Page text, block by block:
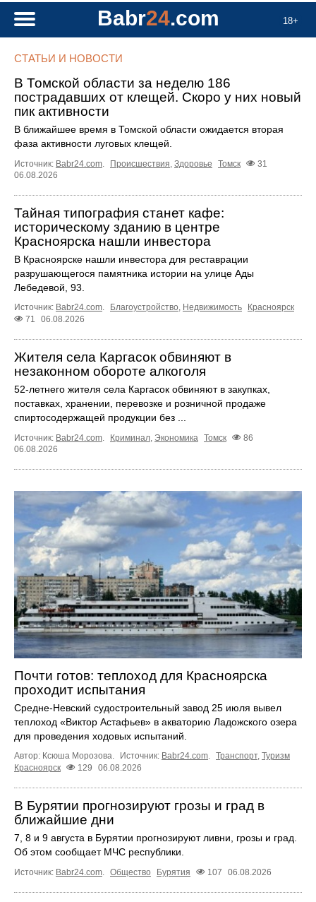
18+
Babr24.com
СТАТЬИ И НОВОСТИ
В Томской области за неделю 186
пострадавших от клещей. Скоро у них новый
пик активности
В ближайшее время в Томской области ожидается вторая
фаза активности луговых клещей.
Источник: Babr24.com. Происшествия, Здоровье Томск
31
06.08.2026
Тайная типография станет кафе:
историческому зданию в центре
Красноярска нашли инвестора
В Красноярске нашли инвестора для реставрации
разрушающегося памятника истории на улице Ады
Лебедевой, 93.
Источник: Babr24.com. Благоустройство, Недвижимость
Красноярск
71
06.08.2026
Жителя села Каргасок обвиняют в
незаконном обороте алкоголя
52-летнего жителя села Каргасок обвиняют в закупках,
поставках, хранении, перевозке и розничной продаже
спиртосодержащей продукции без ...
Источник: Babr24.com. Криминал, Экономика Томск
86
06.08.2026
Почти готов: теплоход для Красноярска
проходит испытания
Средне-Невский судостроительный завод 25 июля вывел
теплоход «Виктор Астафьев» в акваторию Ладожского озера
для проведения ходовых испытаний.
Автор: Ксюша Морозова. Источник: Babr24.com. Транспорт, Туризм
Красноярск
129 06.08.2026
В Бурятии прогнозируют грозы и град в
ближайшие дни
7, 8 и 9 августа в Бурятии прогнозируют ливни, грозы и град.
Об этом сообщает МЧС республики.
Источник: Babr24.com. Общество Бурятия 107 06.08.2026